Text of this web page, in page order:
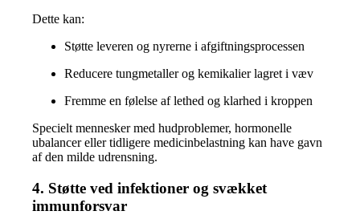
Dette kan:
Støtte leveren og nyrerne i afgiftningsprocessen
Reducere tungmetaller og kemikalier lagret i væv
Fremme en følelse af lethed og klarhed i kroppen
Specielt mennesker med hudproblemer, hormonelle
ubalancer eller tidligere medicinbelastning kan have gavn
af den milde udrensning.
4. Støtte ved infektioner og svækket
immunforsvar